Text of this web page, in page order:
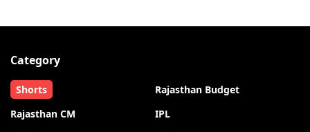
Category
Shorts
Rajasthan Budget
Rajasthan CM
IPL